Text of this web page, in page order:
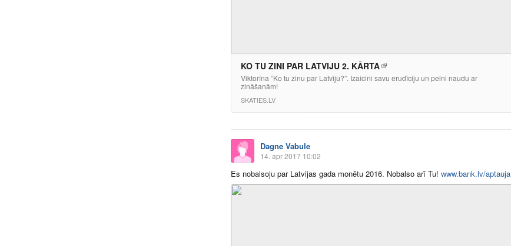
KO TU ZINI PAR LATVIJU 2. KĀRTA
Viktorīna ”Ko tu zinu par Latviju?”. Izaicini savu erudīciju un pelni naudu ar
zināšanām!
SKATIES.LV
Dagne Vabule
14. apr 2017 10:02
Es nobalsoju par Latvijas gada monētu 2016. Nobalso arī Tu! www.bank.lv/aptauja